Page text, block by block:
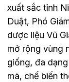
xuất sắc tỉnh
Duật, Phó
dược liệu Vũ
mở rộng vùng
giống, đa
mã, chế biến